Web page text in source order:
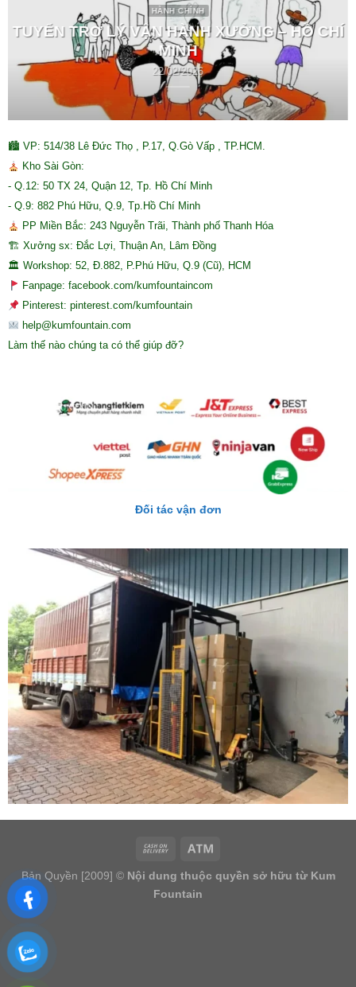
HÀNH CHÍNH
TUYỂN TRỢ LÝ VẬN HÀNH XƯỞNG – HỒ CHÍ
MINH
22/02/2026
🏙 VP: 514/38 Lê Đức Thọ , P.17, Q.Gò Vấp , TP.HCM.
Kho Sài Gòn:
- Q.12: 50 TX 24, Quận 12, Tp. Hồ Chí Minh
- Q.9: 882 Phú Hữu, Q.9, Tp.Hồ Chí Minh
PP Miền Bắc: 243 Nguyễn Trãi, Thành phố Thanh Hóa
🏗 Xưởng sx: Đắc Lợi, Thuận An, Lâm Đồng
🏛 Workshop: 52, Đ.882, P.Phú Hữu, Q.9 (Cũ), HCM
Fanpage: facebook.com/kumfountaincom
Pinterest: pinterest.com/kumfountain
help@kumfountain.com
Làm thế nào chúng ta có thể giúp đỡ?
Đối tác vận đơn
Bản Quyền [2009] © Nội dung thuộc quyền sở hữu từ Kum
Fountain